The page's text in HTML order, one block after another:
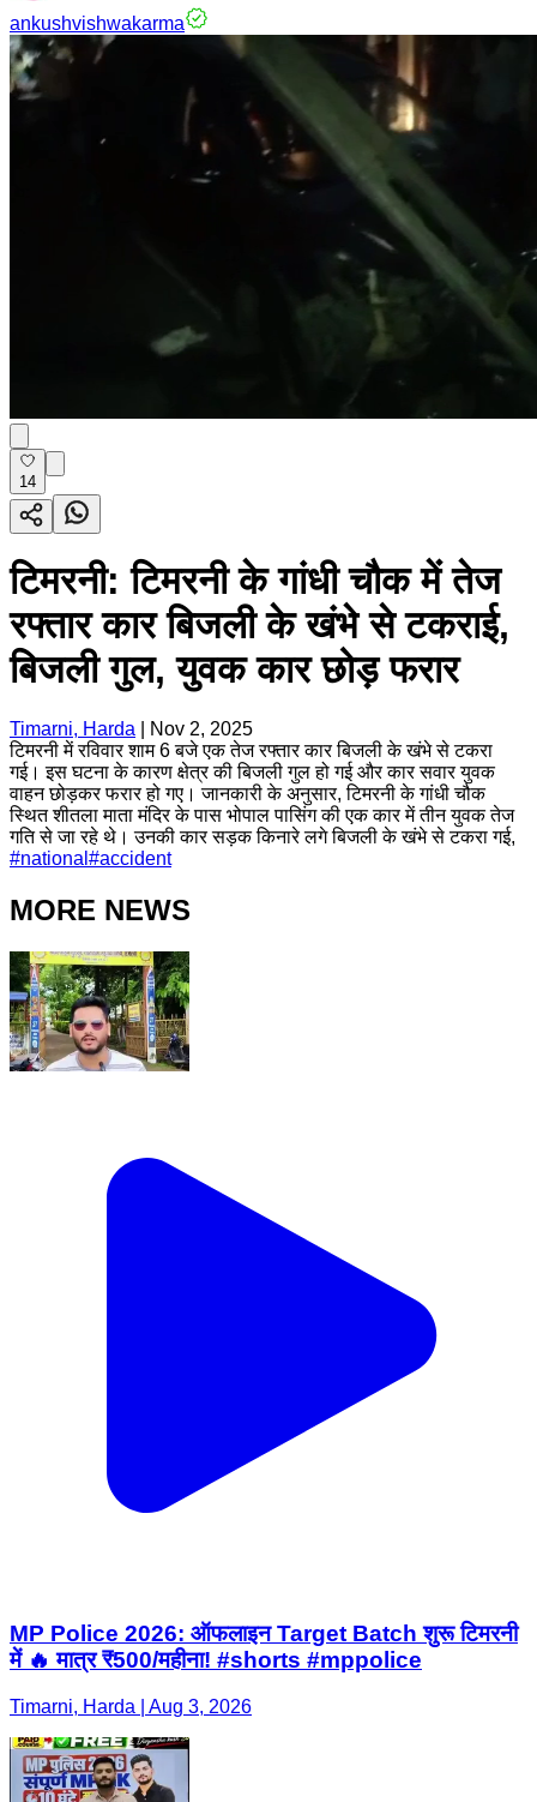
ankushvishwakarma
14
टिमरनी: टिमरनी के गांधी चौक में तेज
रफ्तार कार बिजली के खंभे से टकराई,
बिजली गुल, युवक कार छोड़ फरार
Timarni, Harda
Nov 2, 2025
टिमरनी में रविवार शाम 6 बजे एक तेज रफ्तार कार बिजली के खंभे से टकरा
गई। इस घटना के कारण क्षेत्र की बिजली गुल हो गई और कार सवार युवक
वाहन छोड़कर फरार हो गए। जानकारी के अनुसार, टिमरनी के गांधी चौक
स्थित शीतला माता मंदिर के पास भोपाल पासिंग की एक कार में तीन युवक तेज
गति से जा रहे थे। उनकी कार सड़क किनारे लगे बिजली के खंभे से टकरा गई,
#national #accident
MORE NEWS
MP Police 2026: ऑफलाइन Target Batch शुरू टिमरनी
में 🔥 मात्र ₹500/महीना! #shorts #mppolice
Timarni, Harda | Aug 3, 2026